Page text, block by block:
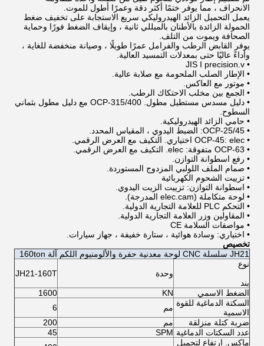
الانحراف ، مما يوفر ختمًا أكثر دقة وعمرًا أطول للموت.
يعمل التحميل الزائد الهيدروليكي سريع الاستجابة على تخفيف ضغط
الحمولة الزائدة بالأطنان بالميللي ثانية ، وإيقاف الضغط فورًا وحماية
الصحافة ويموت من التلف.
يوفر القابض الرطب والفرامل عمرًا طويلًا ، وصيانة منخفضة للغاية ،
وأداءً عاليًا حتى بمعدلات التمسيد العالية.
• JIS I precision.v
• الإطار الصلب الملحومة مع صلابة عالية.
• موتور مع العاكس.
• الجمع بين مخلب الاحتكاك الرطب.
• دليل مسدس مستطيل مطول. OCP-315/400 مع دليل مطول بثماني
السطوح.
• حامي الزائد الهيدروليكية.
• OCP-25/45: الضبط اليدوي ، المقياس المحدد.
• OCP-45: elec اختياري. التكيف مع العرض الرقمي.
• OCP-63 متفوقة: elec. التكيف مع العرض الرقمي.
• رفع اسطوانة التوازن.
• صمام الملف اللولبي المزدوج المستوردة.
• تزييت الشحوم الكهربائية
• اسطوانة التوازن: تزييت الزيت اليدوي.
• لوحة متكاملة (elec.cam المدرجة).
• التحكم PLC للعلامة التجارية الدولية.
• المقاولين وزر العلامة التجارية الدولية.
• مواصفات السلامة CE
• اختياري: وسادة هوائية ، ستارة خفيفة ، جهاز سيارات.
تخصيص
JH21 سلسلة CNC لوحة معدنية حفرة والألومنيوم اللكم آلة 160ton
نوع
بند
وحدة JH21-160T
الضغط الاسمي KN
1600
السكتة الدماغية للقوة
الاسمية
مم
6
ضربة كتلة منزلقة
مم
200
عدد السكتات الدماغية SPM
45
ماكس. ارتفاع لتحميل